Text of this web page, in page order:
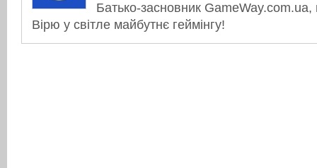
Батько-засновник
Вірю у світле майбутнє геймінгу!